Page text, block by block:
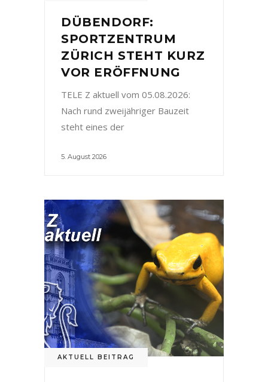
DÜBENDORF:
SPORTZENTRUM
ZÜRICH STEHT KURZ
VOR ERÖFFNUNG
TELE Z aktuell vom 05.08.2026:
Nach rund zweijähriger Bauzeit
steht eines der
5. August 2026
AKTUELL BEITRAG